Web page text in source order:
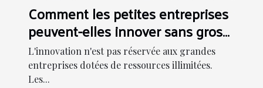
Comment les petites entreprises
peuvent-elles innover sans gros
budget ?
L'innovation n'est pas réservée aux grandes
entreprises dotées de ressources illimitées.
Les...